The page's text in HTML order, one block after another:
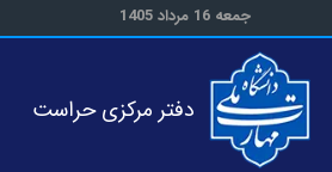
جمعه 16 مرداد 1405
دفتر مرکزی حراست